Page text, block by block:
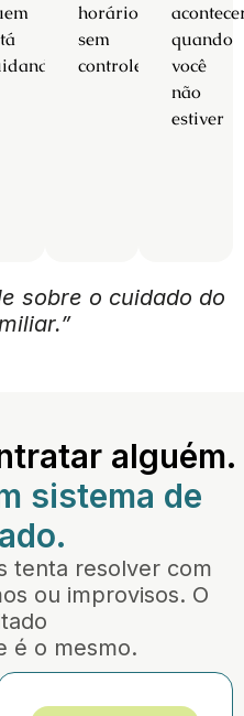
horários
sem
controle
quando
você
não
estiver
sobre o cuidado do
alguém.
sistema de
tenta resolver com
ou improvisos. O
é o mesmo.